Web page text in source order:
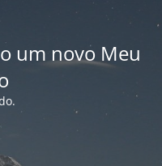
um novo Meu